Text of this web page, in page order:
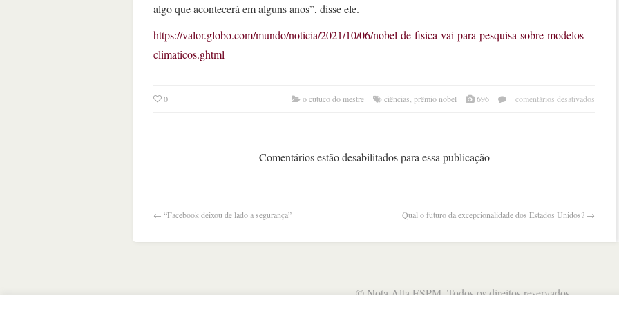
algo que acontecerá em alguns anos”, disse ele.
https://valor.globo.com/mundo/noticia/2021/10/06/nobel-de-fisica-vai-para-pesquisa-sobre-modelos-
climaticos.ghtml
0 o cutuco do mestre ciências prêmio nobel 696 comentários desativados
Comentários estão desabilitados para essa publicação
← “Facebook deixou de lado a segurança” Qual o futuro da excepcionalidade dos Estados Unidos? →
©Nota Alta ESPM. Todos os direitos reservados.